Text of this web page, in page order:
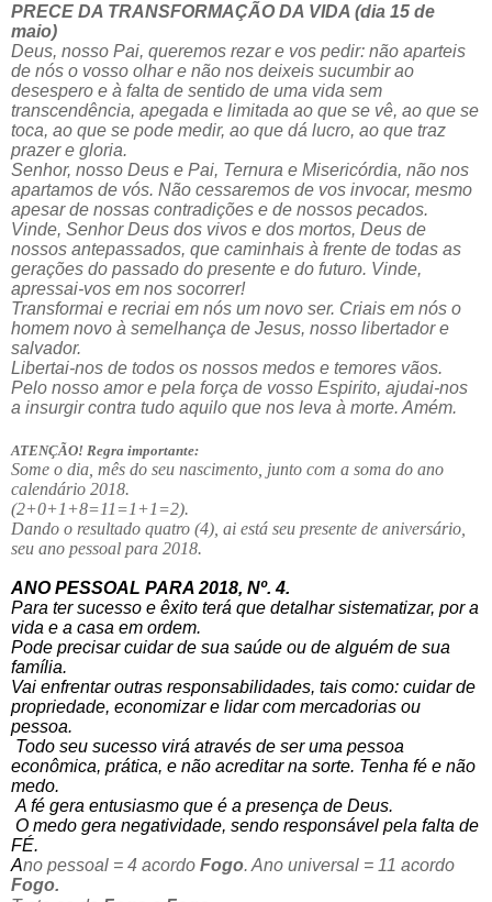
PRECE DA TRANSFORMAÇÃO DA VIDA (dia 15 de
maio)
Deus, nosso Pai, queremos rezar e vos pedir: não aparteis
de nós o vosso olhar e não nos deixeis sucumbir ao
desespero e à falta de sentido de uma vida sem
transcendência, apegada e limitada ao que se vê, ao que se
toca, ao que se pode medir, ao que dá lucro, ao que traz
prazer e gloria.
Senhor, nosso Deus e Pai, Ternura e Misericórdia, não nos
apartamos de vós. Não cessaremos de vos invocar, mesmo
apesar de nossas contradições e de nossos pecados.
Vinde, Senhor Deus dos vivos e dos mortos, Deus de
nossos antepassados, que caminhais à frente de todas as
gerações do passado do presente e do futuro. Vinde,
apressai-vos em nos socorrer!
Transformai e recriai em nós um novo ser. Criais em nós o
homem novo à semelhança de Jesus, nosso libertador e
salvador.
Libertai-nos de todos os nossos medos e temores vãos.
Pelo nosso amor e pela força de vosso Espirito, ajudai-nos
a insurgir contra tudo aquilo que nos leva à morte. Amém.
ATENÇÃO! Regra importante:
Some o dia, mês do seu nascimento, junto com a soma do ano
calendário 2018.
(2+0+1+8=11=1+1=2).
Dando o resultado quatro (4), ai está seu presente de aniversário,
seu ano pessoal para 2018.
ANO PESSOAL PARA 2018, Nº. 4.
Para ter sucesso e êxito terá que detalhar sistematizar, por a
vida e a casa em ordem.
Pode precisar cuidar de sua saúde ou de alguém de sua
família.
Vai enfrentar outras responsabilidades, tais como: cuidar de
propriedade, economizar e lidar com mercadorias ou
pessoa.
Todo seu sucesso virá através de ser uma pessoa
econômica, prática, e não acreditar na sorte. Tenha fé e não
medo.
A fé gera entusiasmo que é a presença de Deus.
O medo gera negatividade, sendo responsável pela falta de
FÉ.
Ano pessoal = 4 acordo Fogo. Ano universal = 11 acordo
Fogo.